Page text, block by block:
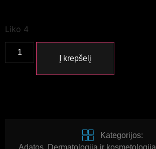
Liko 4
Į krepšelį
Kategorijos: